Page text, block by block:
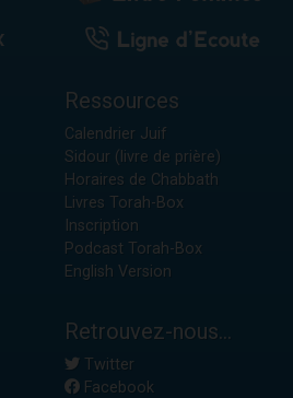
Ressources
Calendrier Juif
Sidour (livre de prière)
Horaires de Chabbath
Livres Torah-Box
Inscription
Podcast Torah-Box
English Version
Retrouvez-nous...
Twitter
Facebook